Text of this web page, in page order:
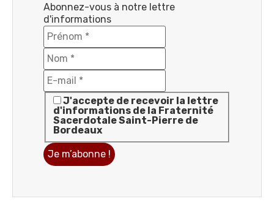
Abonnez-vous à notre lettre
d'informations
J'accepte de recevoir la lettre
d'informations de la Fraternité
Sacerdotale Saint-Pierre de
Bordeaux